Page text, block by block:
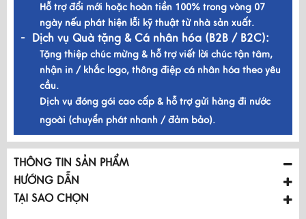
Hỗ trợ đổi mới hoặc hoàn tiền 100% trong vòng 07
ngày nếu phát hiện lỗi kỹ thuật từ nhà sản xuất.
- Dịch vụ Quà tặng & Cá nhân hóa (B2B / B2C):
Tặng thiệp chúc mừng & hỗ trợ viết lời chúc tận tâm,
nhận in / khắc logo, thông điệp cá nhân hóa theo yêu
cầu.
Dịch vụ đóng gói cao cấp & hỗ trợ gửi hàng đi nước
ngoài (chuyển phát nhanh / đảm bảo).
THÔNG TIN SẢN PHẨM
HƯỚNG DẪN
TẠI SAO CHỌN